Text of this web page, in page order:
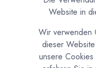
Website in
Wir verwenden
dieser
unsere